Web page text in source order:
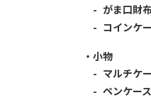
がま口財
コインケ
小物
マルチケ
ペンケース